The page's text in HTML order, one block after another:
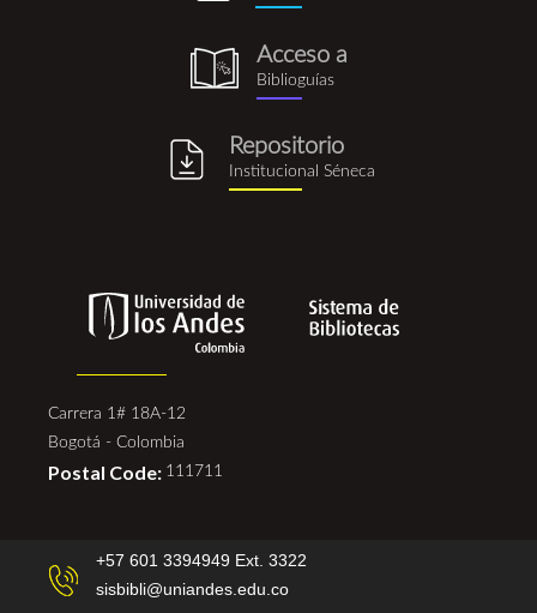
biblioguia.png
Acceso a
Biblioguías
Repositorio
Institucional Séneca
Carrera 1# 18A-12
Bogotá - Colombia
Postal Code: 111711
+57 601 3394949 Ext. 3322
sisbibli@uniandes.edu.co